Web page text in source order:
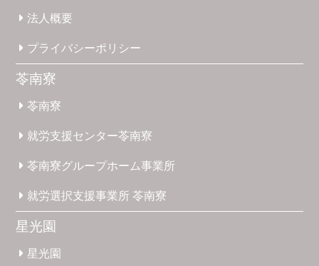
法人概要
プライバシーポリシー
苓南寮
苓南寮
就労支援センター苓南寮
苓南寮グループホーム事業所
就労選択支援事業所苓南寮
星光園
星光園